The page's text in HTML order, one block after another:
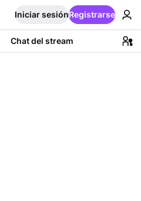
Iniciar sesiónRegistrarse
Chat del stream